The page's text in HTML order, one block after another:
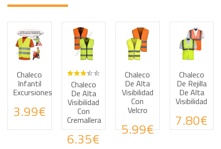
Chaleco
Infantil
Excursiones
3.99€
Haz tus consultas por WhatsApp
Chaleco
De Alta
Visibilidad
Con
Cremallera
6.35€
Haz tus consultas por WhatsApp
Chaleco
De Alta
Visibilidad
Con
Velcro
5.99€
Haz tus consultas por
Chaleco
De Rejilla
De Alta
Visibilidad
7.80€
Haz